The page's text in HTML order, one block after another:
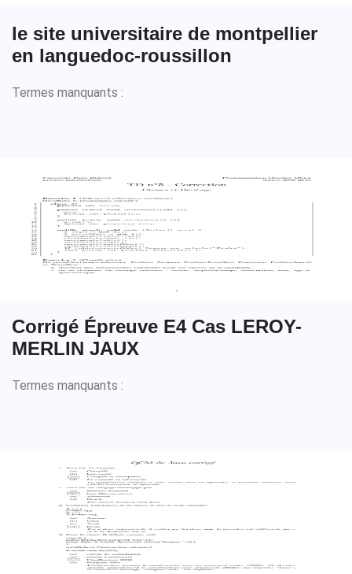
le site universitaire de montpellier
en languedoc-roussillon
Termes manquants :
Corrigé Épreuve E4 Cas LEROY-
MERLIN JAUX
Termes manquants :